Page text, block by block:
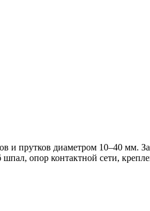
прутков диаметром 10–40 мм.
опор контактной сети,